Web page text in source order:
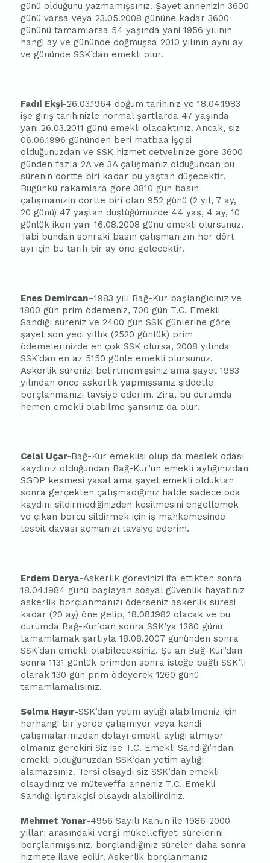
günü olduğunu yazmamışsınız. Şayet annenizin 3600
günü varsa veya 23.05.2008 gününe kadar 3600
gününü tamamlarsa 54 yaşında yani 1956 yılının
hangi ay ve gününde doğmuşsa 2010 yılının aynı ay
ve gününde SSK’dan emekli olur.
Fadıl Ekşi-26.03.1964 doğum tarihiniz ve 18.04.1983
işe giriş tarihinizle normal şartlarda 47 yaşında
yani 26.03.2011 günü emekli olacaktınız. Ancak, siz
06.06.1996 gününden beri matbaa işçisi
olduğunuzdan ve SSK hizmet cetvelinize göre 3600
günden fazla 2A ve 3A çalışmanız olduğundan bu
sürenin dörtte biri kadar bu yaştan düşecektir.
Bugünkü rakamlara göre 3810 gün basın
çalışmanızın dörtte biri olan 952 günü (2 yıl, 7 ay,
20 günü) 47 yaştan düştüğümüzde 44 yaş, 4 ay, 10
günlük iken yani 16.08.2008 günü emekli olursunuz.
Tabi bundan sonraki basın çalışmanızın her dört
ayı için bu tarih bir ay öne gelecektir.
Enes Demircan–1983 yılı Bağ-Kur başlangıcınız ve
1800 gün prim ödemeniz, 700 gün T.C. Emekli
Sandığı süreniz ve 2400 gün SSK günlerine göre
şayet son yedi yıllık (2520 günlük) prim
ödemelerinizde en çok SSK olursa, 2008 yılında
SSK’dan en az 5150 günle emekli olursunuz.
Askerlik sürenizi belirtmemişsiniz ama şayet 1983
yılından önce askerlik yapmışsanız şiddetle
borçlanmanızı tavsiye ederim. Zira, bu durumda
hemen emekli olabilme şansınız da olur.
Celal Uçar-Bağ-Kur emeklisi olup da meslek odası
kaydınız olduğundan Bağ-Kur’un emekli aylığınızdan
SGDP kesmesi yasal ama şayet emekli olduktan
sonra gerçekten çalışmadığınız halde sadece oda
kaydını sildirmediğinizden kesilmesini engellemek
ve çıkan borcu sildirmek için iş mahkemesinde
tesbit davası açmanızı tavsiye ederim.
Erdem Derya-Askerlik görevinizi ifa ettikten sonra
18.04.1984 günü başlayan sosyal güvenlik hayatınız
askerlik borçlanmanızı öderseniz askerlik süresi
kadar (20 ay) öne gelip, 18.08.1982 olacak ve bu
durumda Bağ-Kur’dan sonra SSK’ya 1260 günü
tamamlamak şartıyla 18.08.2007 gününden sonra
SSK’dan emekli olabileceksiniz. Şu an Bağ-Kur’dan
sonra 1131 günlük primden sonra isteğe bağlı SSK’lı
olarak 130 gün prim ödeyerek 1260 günü
tamamlamalısınız.
Selma Hayır-SSK’dan yetim aylığı alabilmeniz için
herhangi bir yerde çalışmıyor veya kendi
çalışmalarınızdan dolayı emekli aylığı almıyor
olmanız gerekiri Siz ise T.C. Emekli Sandığı’ndan
emekli olduğunuzdan SSK’dan yetim aylığı
alamazsınız. Tersi olsaydı siz SSK’dan emekli
olsaydınız ve müteveffa anneniz T.C. Emekli
Sandığı iştirakçisi olsaydı alabilirdiniz.
Mehmet Yonar-4956 Sayılı Kanun ile 1986-2000
yılları arasındaki vergi mükellefiyeti sürelerini
borçlanmışsınız, borçlandığınız süreler daha sonra
hizmete ilave edilir. Askerlik borçlanmanız